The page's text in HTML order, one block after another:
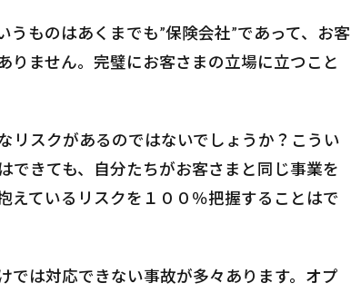
うものはあくまでも”保険会社”であって、お客
りません。完璧にお客さまの立場に立つこと
リスクがあるのではないでしょうか？こうい
できても、自分たちがお客さまと同じ事業を
えているリスクを１００％把握することはで
では対応できない事故が多々あります。オプ